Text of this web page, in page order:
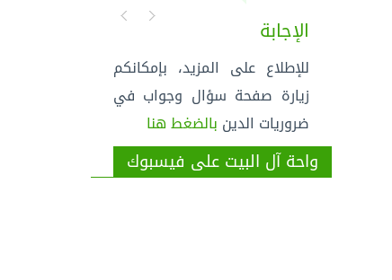
الإجابة
للإطلاع على المزيد، بإمكانكم
زيارة صفحة سؤال وجواب في
ضروريات الدين بالضغط هنا
واحة آل البيت على فيسبوك